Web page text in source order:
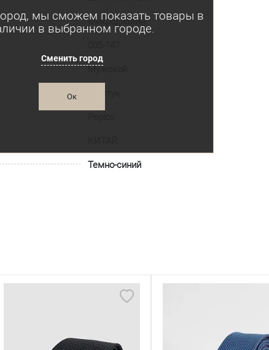
мы сможем показать товары в
в выбранном городе.
Сменить город
Ок
Микродизайн
Мужской
Темно-синий